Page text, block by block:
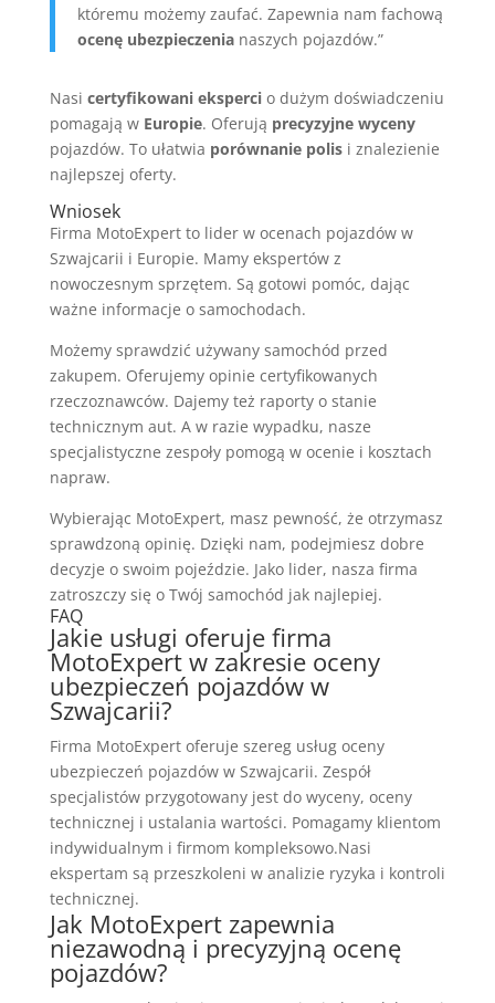
któremu możemy zaufać. Zapewnia nam fachową
ocenę ubezpieczenianaszych pojazdów.”
Nasi certyfikowani ekspercio dużym doświadczeniu
pomagają w Europie. Oferują precyzyjne wyceny
pojazdów. To ułatwia porównanie polisi znalezienie
najlepszej oferty.
Wniosek
Firma MotoExpert to lider w ocenach pojazdów w
Szwajcarii i Europie. Mamy ekspertów z
nowoczesnym sprzętem. Są gotowi pomóc, dając
ważne informacje o samochodach.
Możemy sprawdzić używany samochód przed
zakupem. Oferujemy opinie certyfikowanych
rzeczoznawców. Dajemy też raporty o stanie
technicznym aut. A w razie wypadku, nasze
specjalistyczne zespoły pomogą w ocenie i kosztach
napraw.
Wybierając MotoExpert, masz pewność, że otrzymasz
sprawdzoną opinię. Dzięki nam, podejmiesz dobre
decyzje o swoim pojeździe. Jako lider, nasza firma
zatroszczy się o Twój samochód jak najlepiej.
FAQ
Jakie usługi oferuje firma
MotoExpert w zakresie oceny
ubezpieczeń pojazdów w
Szwajcarii?
Firma MotoExpert oferuje szereg usług oceny
ubezpieczeń pojazdów w Szwajcarii. Zespół
specjalistów przygotowany jest do wyceny, oceny
technicznej i ustalania wartości. Pomagamy klientom
indywidualnym i firmom kompleksowo.Nasi
ekspertam są przeszkoleni w analizie ryzyka i kontroli
technicznej.
Jak MotoExpert zapewnia
niezawodną i precyzyjną ocenę
pojazdów?